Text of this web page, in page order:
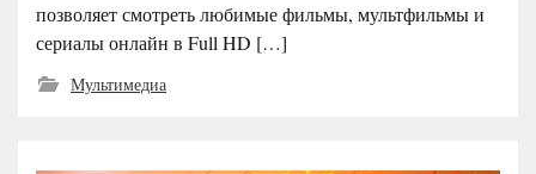
позволяет смотреть любимые фильмы, мультфильмы и
сериалы онлайн в Full HD […]
Мультимедиа